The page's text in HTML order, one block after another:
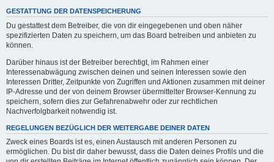
GESTATTUNG DER DATENSPEICHERUNG
Du gestattest dem Betreiber, die von dir eingegebenen und oben näher
spezifizierten Daten zu speichern, um das Board betreiben und anbieten zu
können.
Darüber hinaus ist der Betreiber berechtigt, im Rahmen einer
Interessenabwägung zwischen deinen und seinen Interessen sowie den
Interessen Dritter, Zeitpunkte von Zugriffen und Aktionen zusammen mit deiner
IP-Adresse und der von deinem Browser übermittelter Browser-Kennung zu
speichern, sofern dies zur Gefahrenabwehr oder zur rechtlichen
Nachverfolgbarkeit notwendig ist.
REGELUNGEN BEZÜGLICH DER WEITERGABE DEINER DATEN
Zweck eines Boards ist es, einen Austausch mit anderen Personen zu
ermöglichen. Du bist dir daher bewusst, dass die Daten deines Profils und die